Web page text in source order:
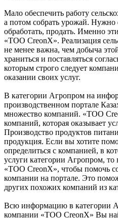
Мало обеспечить работу
а потом собрать урожай. Нужно
обработать, продать. Именно
«ТОО CreonX». Реализация
не менее важна, чем добыча
храниться и поставляться
которым строго следует
оказании своих услуг.
В категории Агропром на
производственном портале
множество компаний. «ТОО
компаний, которая оказывает
Производство продуктов
продукция. Если вы хотите
определиться с компанией, в
услуги категории Агропром, то
«ТОО CreonX», чтобы помочь
компании на портале. Это
других похожих компаний из
Всю информацию в категории
компании «ТОО CreonX» Вы